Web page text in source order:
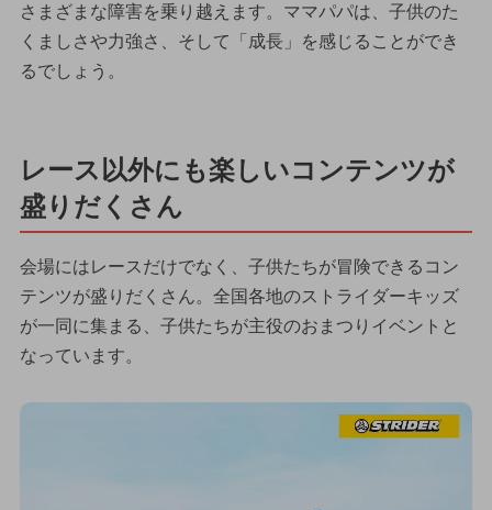
さまざまな障害を乗り越えます。ママパパは、子供のた
くましさや力強さ、そして「成長」を感じることができ
るでしょう。
レース以外にも楽しいコンテンツが
盛りだくさん
会場にはレースだけでなく、子供たちが冒険できるコン
テンツが盛りだくさん。全国各地のストライダーキッズ
が一同に集まる、子供たちが主役のおまつりイベントと
なっています。